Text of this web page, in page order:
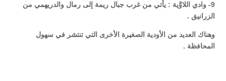
9- وادي اللاوَّية : يأتي من غرب جبال ريمة إلى رمال والدريهمي من
الزرانيق .
وهناك العديد من الأودية الصغيرة الأخرى التي تنتشر في سهول
المحافظة .